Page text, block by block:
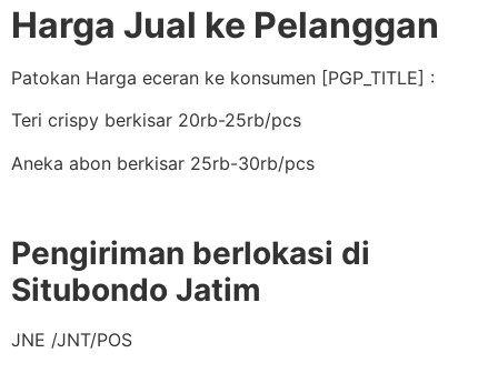
Harga Jual ke Pelanggan
Patokan Harga eceran ke konsumen [PGP_TITLE] :
Teri crispy berkisar 20rb-25rb/pcs
Aneka abon berkisar 25rb-30rb/pcs
Pengiriman berlokasi di
Situbondo Jatim
JNE /JNT/POS